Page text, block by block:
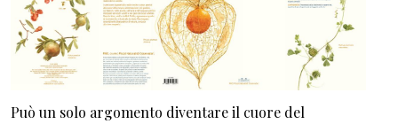
Può un solo argomento diventare il cuore del